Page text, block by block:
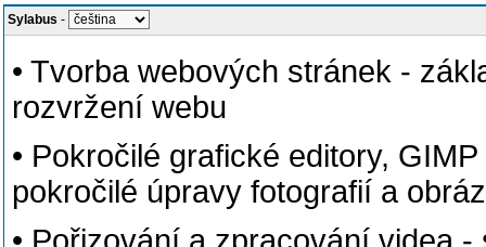
Sylabus -
• Tvorba webových stránek -
rozvržení webu
• Pokročilé grafické editory,
pokročilé úpravy fotografií a